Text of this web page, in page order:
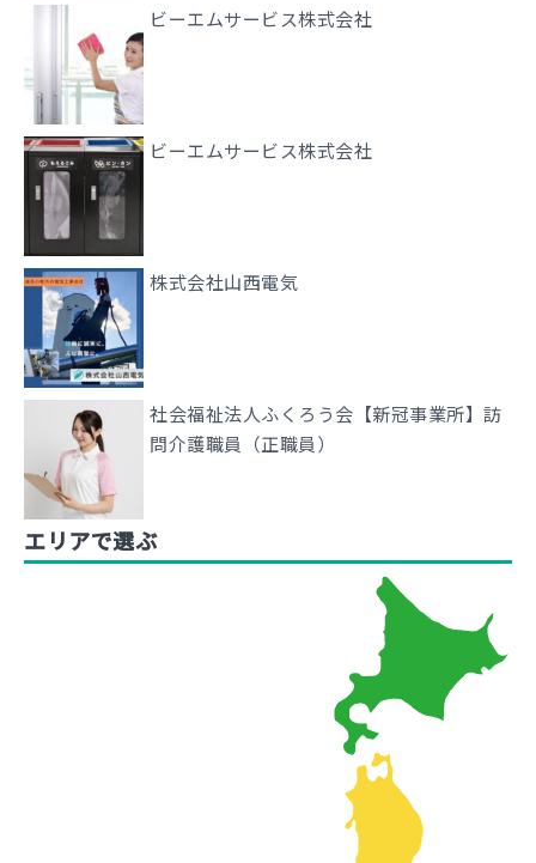
ビーエムサービス株式会社
ビーエムサービス株式会社
株式会社山西電気
社会福祉法人ふくろう会【新冠事業所】訪
問介護職員（正職員）
エリアで選ぶ